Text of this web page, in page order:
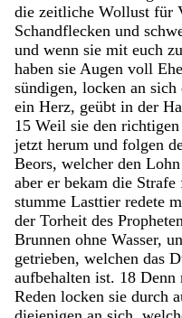
die zeitliche Wollust für
Schandflecken und
und wenn sie mit euch
haben sie Augen voll
sündigen, locken an sich
ein Herz, geübt in der
15 Weil sie den richtigen
jetzt herum und folgen
Beors, welcher den Lohn
aber er bekam die Strafe
stumme Lasttier redete
der Torheit des Propheten
Brunnen ohne Wasser,
getrieben, welchen das
aufbehalten ist. 18 Denn
Reden locken sie durch